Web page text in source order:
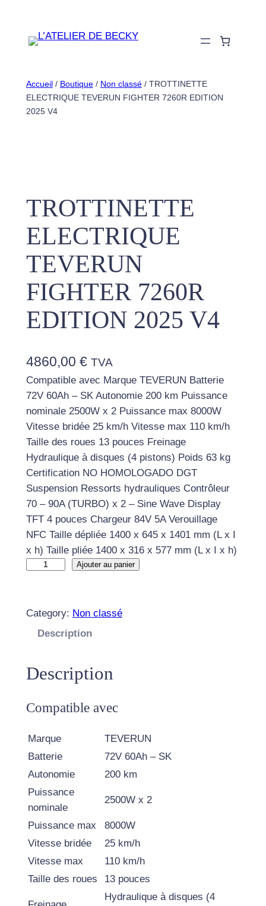
contenu
Accueil/ Boutique/ Non classé/ TROTTINETTE
ELECTRIQUE TEVERUN FIGHTER 7260R EDITION
2025 V4
TROTTINETTE
ELECTRIQUE
TEVERUN
FIGHTER 7260R
EDITION 2025 V4
4860,00 € TVA
Compatible avec Marque TEVERUN Batterie
72V 60Ah – SK Autonomie 200 km Puissance
nominale 2500W x 2 Puissance max 8000W
Vitesse bridée 25 km/h Vitesse max 110 km/h
Taille des roues 13 pouces Freinage
Hydraulique à disques (4 pistons) Poids 63 kg
Certification NO HOMOLOGADO DGT
Suspension Ressorts hydrauliques Contrôleur
70 – 90A (TURBO) x 2 – Sine Wave Display
TFT 4 pouces Chargeur 84V 5A Verouillage
NFC Taille dépliée 1400 x 645 x 1401 mm (L x I
x h) Taille pliée 1400 x 316 x 577 mm (L x I x h)
n
e
R
O
T
N
E
T
T
E
Ajouter au panier
Category: Non classé
Description
Description
Compatible avec
Marque
TEVERUN
Batterie
72V 60Ah – SK
Autonomie
200 km
Puissance
nominale
2500W x 2
Puissance max
8000W
Vitesse bridée
25 km/h
Vitesse max
110 km/h
Taille des roues
13 pouces
Hydraulique à disques (4